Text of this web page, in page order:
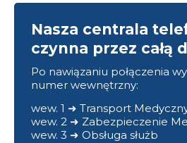
Nasza centrala
czynna przez całą
Po nawiązaniu połączenia
numer wewnętrzny:
wew. 1 ➜ Transport
wew. 2 ➜ Zabezpieczenie
wew. 3 ➜ Obsługa służb